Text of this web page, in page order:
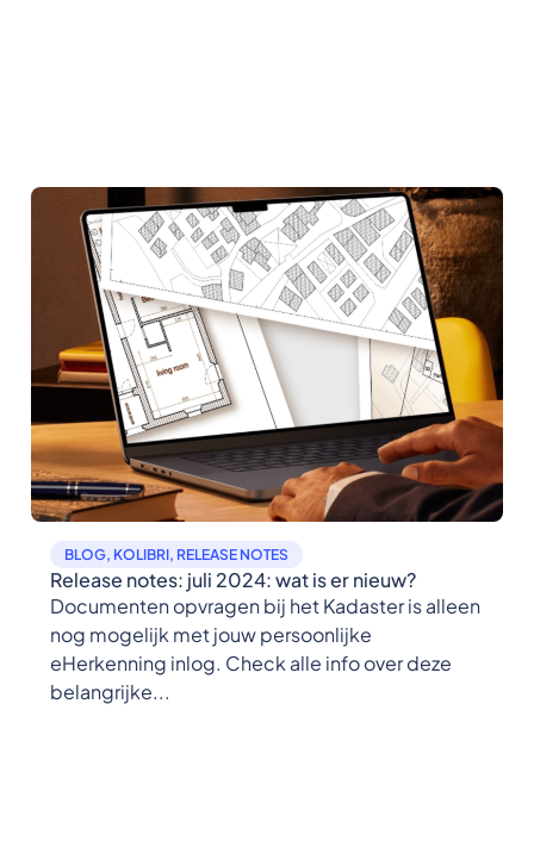
BLOG, KOLIBRI, RELEASE NOTES
Release notes: juli 2024: wat is er nieuw?
Documenten opvragen bij het Kadaster is alleen
nog mogelijk met jouw persoonlijke
eHerkenning inlog. Check alle info over deze
belangrijke...